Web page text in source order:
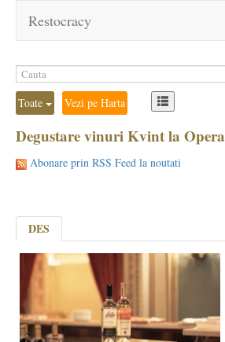
Restocracy
Toate Vezi pe Harta
Degustare vinuri Kvint la Opera
Abonare prin RSS Feed la noutati
DES